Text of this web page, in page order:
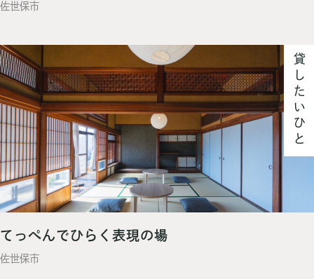
佐世保市
貸したいひと
てっぺんでひらく表現の場
佐世保市